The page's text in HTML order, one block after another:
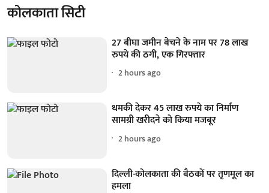
कोलकाता सिटी
27 बीघा जमीन बेचने के नाम पर 78 लाख
रुपये की ठगी, एक गिरफ्तार
2 hours ago
धमकी देकर 45 लाख रुपये का निर्माण
सामग्री खरीदने को किया मजबूर
2 hours ago
दिल्ली-कोलकाता की बैठकों पर तृणमूल का
हमला